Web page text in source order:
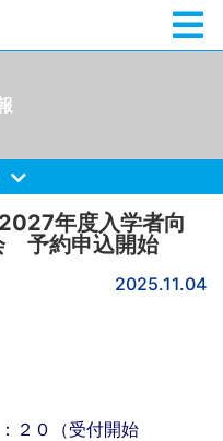
年度入学者向
予約申込開始
2025.11.04
２０（受付開始